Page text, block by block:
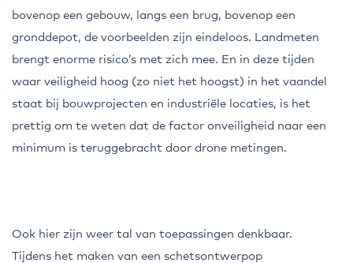
bovenop een gebouw, langs een brug, bovenop een
gronddepot, de voorbeelden zijn eindeloos. Landmeten
brengt enorme risico’s met zich mee. En in deze tijden
waar veiligheid hoog (zo niet het hoogst) in het vaandel
staat bij bouwprojecten en industriële locaties, is het
prettig om te weten dat de factor onveiligheid naar een
minimum is teruggebracht door drone metingen.
Ook hier zijn weer tal van toepassingen denkbaar.
Tijdens het maken van een schetsontwerpop